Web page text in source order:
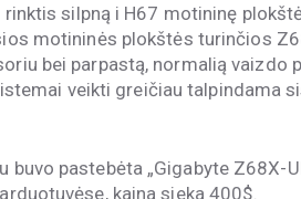
silpną i H67 motininę
motininės plokštės turinčios
bei parpastą, normalią vaizdo
veikti greičiau talpindama
buvo pastebėta „Gigabyte Z68X-
kaina sieka 400$.